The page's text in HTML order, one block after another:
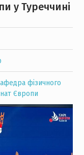
у Туреччині
фізичного
Європи